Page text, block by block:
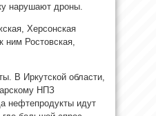
нарушают дроны.
Херсонская
Ростовская,
В Иркутской области,
НПЗ
нефтепродукты идут